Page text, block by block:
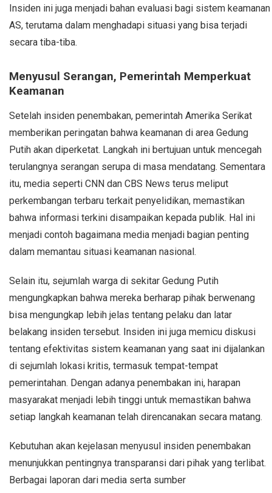
Insiden ini juga menjadi bahan evaluasi bagi sistem keamanan
AS, terutama dalam menghadapi situasi yang bisa terjadi
secara tiba-tiba.
Menyusul Serangan, Pemerintah Memperkuat
Keamanan
Setelah insiden penembakan, pemerintah Amerika Serikat
memberikan peringatan bahwa keamanan di area Gedung
Putih akan diperketat. Langkah ini bertujuan untuk mencegah
terulangnya serangan serupa di masa mendatang. Sementara
itu, media seperti CNN dan CBS News terus meliput
perkembangan terbaru terkait penyelidikan, memastikan
bahwa informasi terkini disampaikan kepada publik. Hal ini
menjadi contoh bagaimana media menjadi bagian penting
dalam memantau situasi keamanan nasional.
Selain itu, sejumlah warga di sekitar Gedung Putih
mengungkapkan bahwa mereka berharap pihak berwenang
bisa mengungkap lebih jelas tentang pelaku dan latar
belakang insiden tersebut. Insiden ini juga memicu diskusi
tentang efektivitas sistem keamanan yang saat ini dijalankan
di sejumlah lokasi kritis, termasuk tempat-tempat
pemerintahan. Dengan adanya penembakan ini, harapan
masyarakat menjadi lebih tinggi untuk memastikan bahwa
setiap langkah keamanan telah direncanakan secara matang.
Kebutuhan akan kejelasan menyusul insiden penembakan
menunjukkan pentingnya transparansi dari pihak yang terlibat.
Berbagai laporan dari media serta sumber